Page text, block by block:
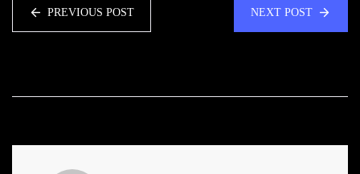
PREVIOUS POST NEXT POST